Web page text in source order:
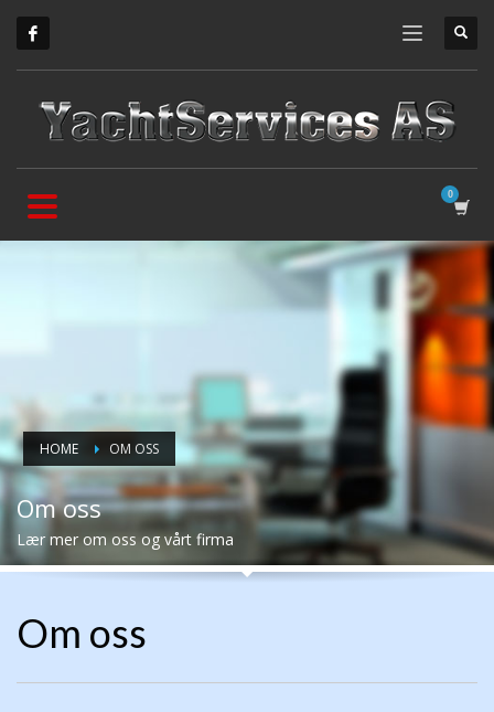
HOME OM OSS
Om oss
Lær mer om oss og vårt firma
Om oss